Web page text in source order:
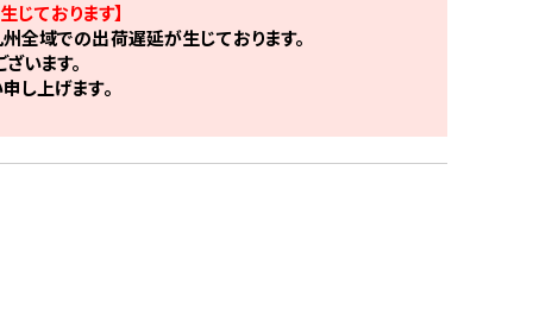
ております】
全域での出荷遅延が生じております。
います。
し上げます。